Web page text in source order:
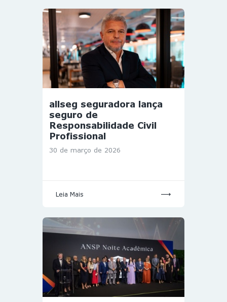
allseg seguradora lança
seguro de
Responsabilidade Civil
Profissional
30 de março de 2026
Leia Mais